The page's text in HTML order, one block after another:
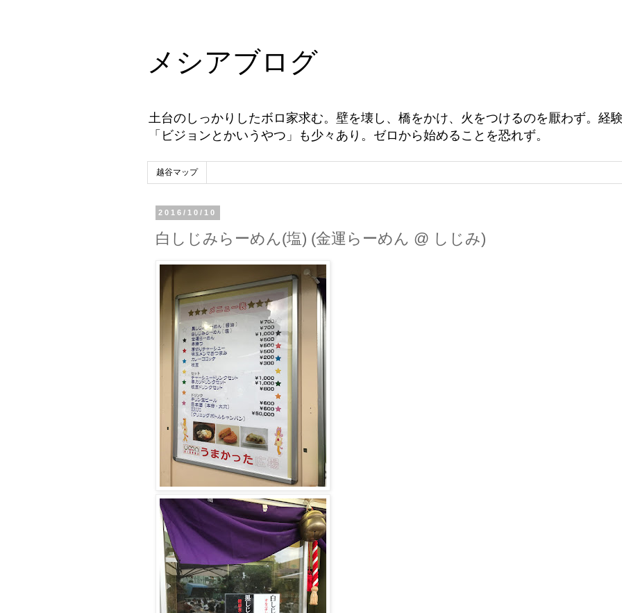
メシアブログ
土台のしっかりしたボロ家求む。壁を壊し、橋をかけ、火をつけるのを厭わず。経
「ビジョンとかいうやつ」も少々あり。ゼロから始めることを恐れず。
越谷マップ
2016/10/10
白しじみらーめん(塩) (金運らーめん @ しじみ)